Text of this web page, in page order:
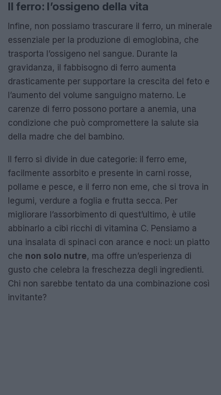
Il ferro: l’ossigeno della vita
Infine, non possiamo trascurare il ferro, un minerale
essenziale per la produzione di emoglobina, che
trasporta l’ossigeno nel sangue. Durante la
gravidanza, il fabbisogno di ferro aumenta
drasticamente per supportare la crescita del feto e
l’aumento del volume sanguigno materno. Le
carenze di ferro possono portare a anemia, una
condizione che può compromettere la salute sia
della madre che del bambino.
Il ferro si divide in due categorie: il ferro eme,
facilmente assorbito e presente in carni rosse,
pollame e pesce, e il ferro non eme, che si trova in
legumi, verdure a foglia e frutta secca. Per
migliorare l’assorbimento di quest’ultimo, è utile
abbinarlo a cibi ricchi di vitamina C. Pensiamo a
una insalata di spinaci con arance e noci: un piatto
che non solo nutre, ma offre un’esperienza di
gusto che celebra la freschezza degli ingredienti.
Chi non sarebbe tentato da una combinazione così
invitante?